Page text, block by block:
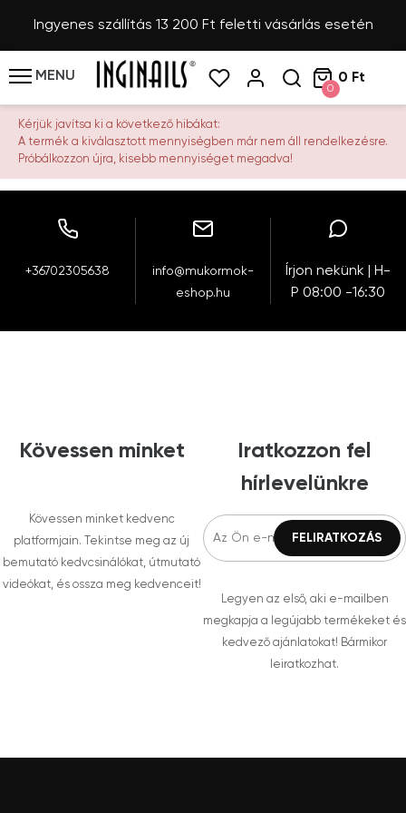
Ingyenes szállítás 13 200 Ft feletti vásárlás esetén
MENU
0
0 Ft
Kérjük javítsa ki a következő hibákat:
A termék a kiválasztott mennyiségben már nem áll rendelkezésre.
Próbálkozzon újra, kisebb mennyiséget megadva!
+36702305638
info@mukormok-
eshop.hu
Írjon nekünk | H-
P 08:00 -16:30
Kövessen minket
Kövessen minket kedvenc
platformjain. Tekintse meg az új
bemutató kedvcsinálókat, útmutató
videókat, és ossza meg kedvenceit!
Iratkozzon fel
hírlevelünkre
Legyen az első, aki e-mailben
megkapja a legújabb termékeket és
kedvező ajánlatokat! Bármikor
leiratkozhat.